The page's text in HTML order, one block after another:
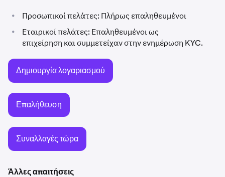
• Προσωπικοί πελάτες: Πλήρως επαληθευμένοι
•
Εταιρικοί πελάτες: Επαληθευμένοι ως
επιχείρηση και συμμετείχαν στην ενημέρωση KYC.
Δημιουργία λογαριασμού
Επαλήθευση
Συναλλαγές τώρα
Άλλες απαιτήσεις